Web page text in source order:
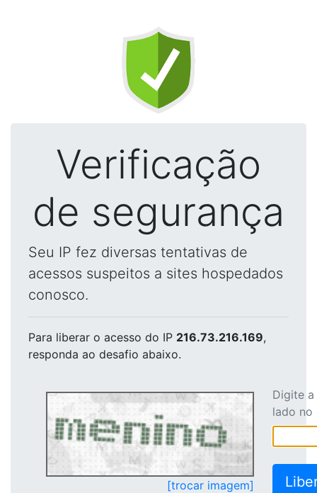
Verificação
de segurança
Seu IP fez diversas tentativas de
acessos suspeitos a sites hospedados
conosco.
Para liberar o acesso do IP 216.73.216.169,
responda ao desafio abaixo.
[trocar imagem]
Digite
lado no